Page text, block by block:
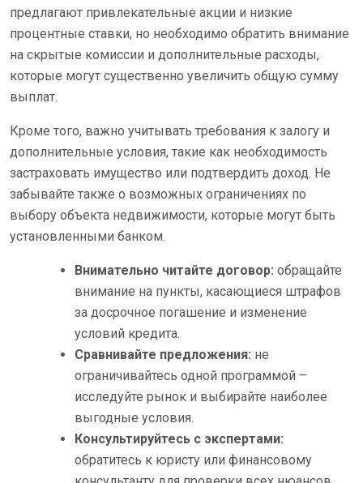
предлагают привлекательные акции и низкие
процентные ставки, но необходимо обратить внимание
на скрытые комиссии и дополнительные расходы,
которые могут существенно увеличить общую сумму
выплат.
Кроме того, важно учитывать требования к залогу и
дополнительные условия, такие как необходимость
застраховать имущество или подтвердить доход. Не
забывайте также о возможных ограничениях по
выбору объекта недвижимости, которые могут быть
установленными банком.
Внимательно читайте договор: обращайте
внимание на пункты, касающиеся штрафов
за досрочное погашение и изменение
условий кредита.
Сравнивайте предложения: не
ограничивайтесь одной программой –
исследуйте рынок и выбирайте наиболее
выгодные условия.
Консультируйтесь с экспертами:
обратитесь к юристу или финансовому